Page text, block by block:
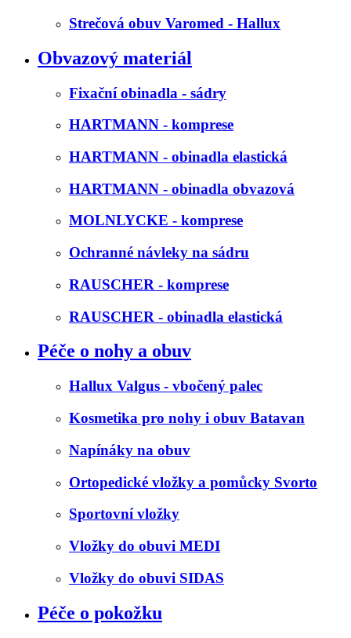
Strečová obuv Varomed - Hallux
Obvazový materiál
Fixační obinadla - sádry
HARTMANN - komprese
HARTMANN - obinadla elastická
HARTMANN - obinadla obvazová
MOLNLYCKE - komprese
Ochranné návleky na sádru
RAUSCHER - komprese
RAUSCHER - obinadla elastická
Péče o nohy a obuv
Hallux Valgus - vbočený palec
Kosmetika pro nohy i obuv Batavan
Napínáky na obuv
Ortopedické vložky a pomůcky Svorto
Sportovní vložky
Vložky do obuvi MEDI
Vložky do obuvi SIDAS
Péče o pokožku